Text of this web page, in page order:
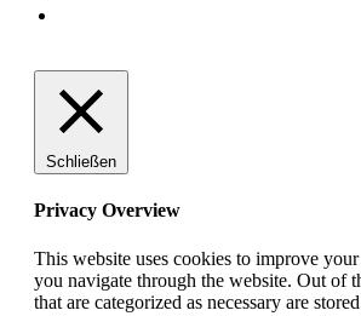
Schließen
Privacy Overview
This website uses cookies to improve
you navigate through the website. Out of
that are categorized as necessary are